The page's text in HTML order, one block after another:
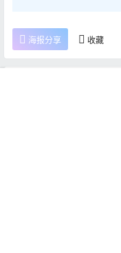
海报分享 收藏